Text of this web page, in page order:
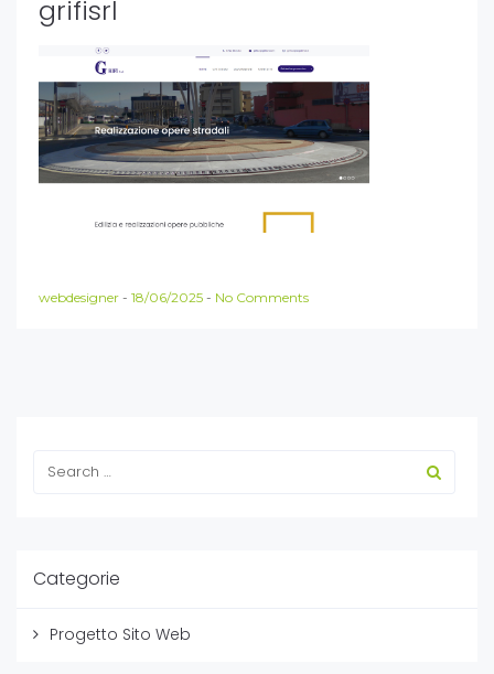
grifisrl
webdesigner - 18/06/2025 - No Comments
Categorie
Progetto Sito Web